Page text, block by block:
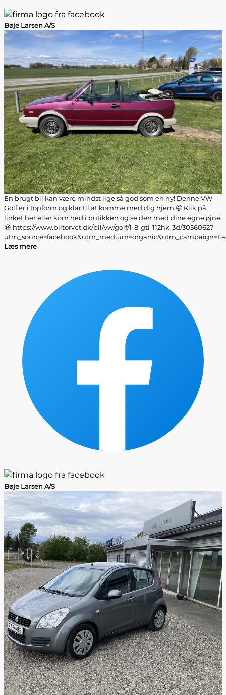
Bøje Larsen A/S
En brugt bil kan være mindst lige så god som en ny! Denne VW
Golf er i topform og klar til at komme med dig hjem 🤩 Klik på
linket her eller kom ned i butikken og se den med dine egne øjne
😃 https://www.biltorvet.dk/bil/vw/golf/1-8-gti-112hk-3d/3056062?
Læs mere
Bøje Larsen A/S